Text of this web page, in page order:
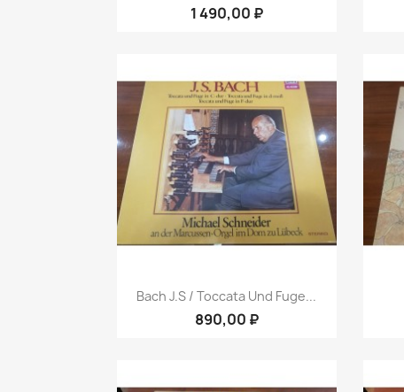
1 490,00 ₽
 Быстрый просмотр
Bach J.S / Toccata Und Fuge...
890,00 ₽